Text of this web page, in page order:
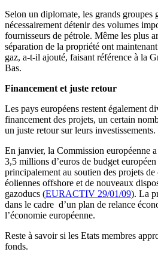
Selon un diplomate, les grands groupes
nécessairement détenir des volumes
fournisseurs de pétrole. Même les plus
séparation de la propriété ont
gaz, a-t-il ajouté, faisant référence à la
Bas.
Financement et juste retour
Les pays européens restent également
financement des projets, un certain
un juste retour sur leurs investissements.
En janvier, la Commission européenne
3,5 millions d’euros de budget européen
principalement au soutien des projets
éoliennes offshore et de nouveaux
gazoducs (EURACTIV 29/01/09). La
dans le cadre d’un plan de relance
l’économie européenne.
Reste à savoir si les Etats membres
fonds.